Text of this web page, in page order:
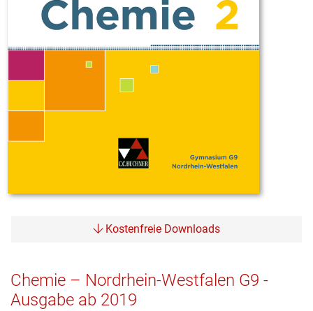
Kostenfreie Downloads
Chemie – Nordrhein-Westfalen G9 -
Ausgabe ab 2019